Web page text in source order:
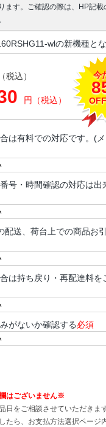
ます。ご確認の際は、HP記載
wlの新機種とな
税込）
円（税込）
今
は有料での対応です。(
号・時間確認の対応は出
配送、荷台上での商品お
は持ち戻り・再配達料を
がないか確認する必須
はございません※
日をご相談させていただきます
たら、お支払方法選択ページ